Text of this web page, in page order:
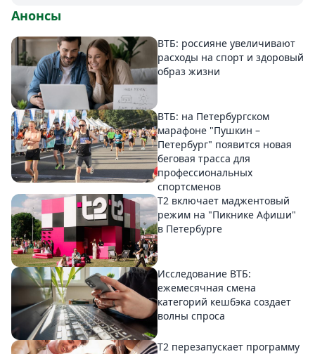
Анонсы
ВТБ: россияне увеличивают
расходы на спорт и здоровый
образ жизни
ВТБ: на Петербургском
марафоне "Пушкин –
Петербург" появится новая
беговая трасса для
профессиональных
спортсменов
Т2 включает маджентовый
режим на "Пикнике Афиши"
в Петербурге
Исследование ВТБ:
ежемесячная смена
категорий кешбэка создает
волны спроса
Т2 перезапускает программу